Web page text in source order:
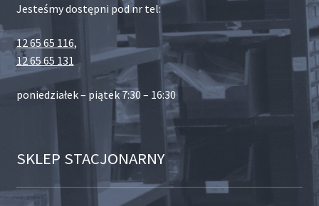
Jesteśmy dostępni pod nr tel:
12 65 65 116,
12 65 65 131
poniedziałek – piątek 7:30 – 16:30
SKLEP STACJONARNY